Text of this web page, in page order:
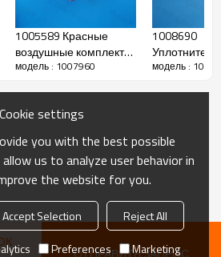
клип кольцо
1005589 Красные
воздушные комплекты
для замены деталей
модель : 1007960
1008690
деталь в
модель :
ОТПРАВИТЬ ЗАПРОС
Cookie settings
you with the best possible
us to analyze user behavior in
the website for you.
Accept Selection
Reject All
Preferences Marketing